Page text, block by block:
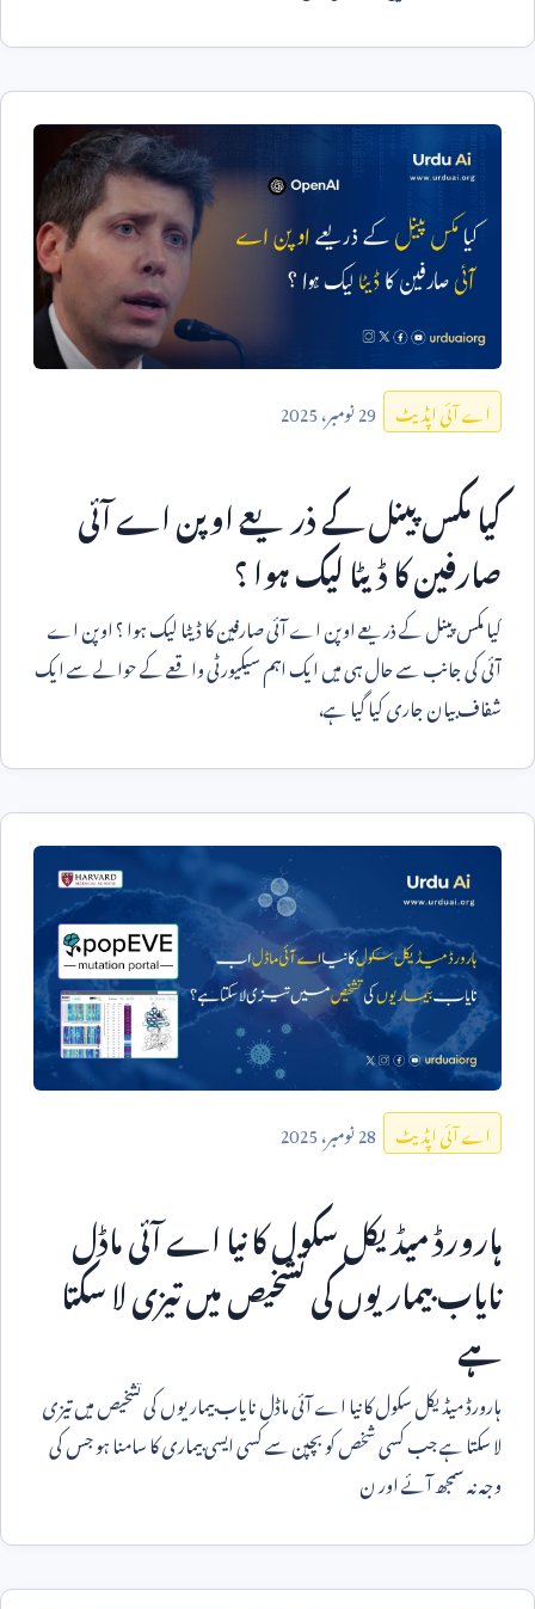
اے آئی اپڈیٹ 29نومبر،2025
کیا مکس پینل کے ذریعے اوپن اے آئی
صارفین کا ڈیٹا لیک ہوا ؟
کیا مکس پینل کے ذریعے اوپن اے آئی صارفین کا ڈیٹا لیک ہوا ؟ اوپن اے
آئی کی جانب سے حال ہی میں ایک اہم سیکیورٹی واقعے کے حوالے سے ایک
شفاف بیان جاری کیا گیا ہے،
اے آئی اپڈیٹ 28نومبر،2025
ہارورڈ میڈیکل سکول کا نیا اے آئی ماڈل
نایاب بیماریوں کی تشخیص میں تیزی لا سکتا
ہے
ہارورڈ میڈیکل سکول کا نیا اے آئی ماڈل نایاب بیماریوں کی تشخیص میں تیزی
لا سکتا ہے جب کسی شخص کو بچپن سے کسی ایسی بیماری کا سامنا ہو جس کی
وجہ نہ سمجھ آئے اور ن